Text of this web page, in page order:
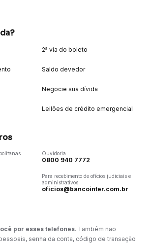
2ª via do boleto
Saldo devedor
Negocie sua dívida
Leilões de crédito emergencial
Ouvidoria
0800 940 7772
Para recebimento de ofícios judiciais e
administrativos
oficios@bancointer.com.br
por esses telefones. Também não
senha da conta, código de transação